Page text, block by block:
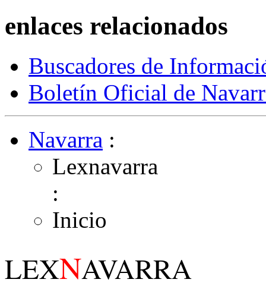
enlaces relacionados
Buscadores de
Boletín Oficial de
Navarra :
Lexnavarra
:
Inicio
LEXNAVARRA